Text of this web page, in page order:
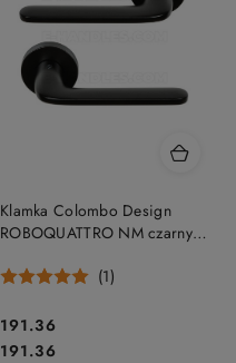
Klamka Colombo Design
ROBOQUATTRO NM czarny
(1)
Cena:
191.36
Cena:
191.36